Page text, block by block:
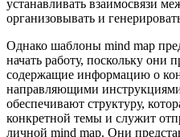
устанавливать взаимосвязи
организовывать и
Однако шаблоны mind map
начать работу, поскольку они
содержащие информацию о
направляющими
обеспечивают структуру,
конкретной темы и служит
личной mind map. Они